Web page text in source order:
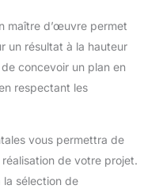
maître d’œuvre permet
un résultat à la hauteur
concevoir un plan en
respectant les
vous permettra de
de votre projet.
la sélection de